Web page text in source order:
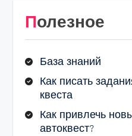
Полезное
База знаний
Как писать
квеста
Как привлечь
автоквест?